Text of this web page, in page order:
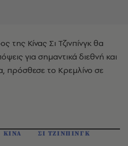
της Κίνας Σι Τζινπίνγκ θα
για σημαντικά διεθνή και
πρόσθεσε το Κρεμλίνο σε
ΚΙΝΑ
ΣΙ ΤΖΙΝΠΙΝΓΚ